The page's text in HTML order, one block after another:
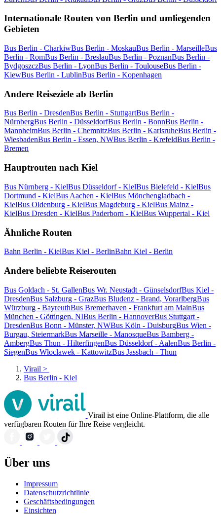
Internationale Routen von Berlin und umliegenden
Gebieten
Bus Berlin - CharkiwBus Berlin - MoskauBus Berlin - MarseilleBus
Berlin - RomBus Berlin - BreslauBus Berlin - PoznanBus Berlin -
BydgoszczBus Berlin - LyonBus Berlin - ToulouseBus Berlin -
KiewBus Berlin - LublinBus Berlin - Kopenhagen
Andere Reiseziele ab Berlin
Bus Berlin - DresdenBus Berlin - StuttgartBus Berlin -
NürnbergBus Berlin - DüsseldorfBus Berlin - BonnBus Berlin -
MannheimBus Berlin - ChemnitzBus Berlin - KarlsruheBus Berlin -
WiesbadenBus Berlin - Essen, NWBus Berlin - KrefeldBus Berlin -
Bremen
Hauptrouten nach Kiel
Bus Nürnberg - KielBus Düsseldorf - KielBus Bielefeld - KielBus
Dortmund - KielBus Aachen - KielBus Mönchengladbach -
KielBus Oldenburg - KielBus Magdeburg - KielBus Mainz -
KielBus Dresden - KielBus Paderborn - KielBus Wuppertal - Kiel
Ähnliche Routen
Bahn Berlin - KielBus Kiel - BerlinBahn Kiel - Berlin
Andere beliebte Reiserouten
Bus Goldach - St. GallenBus Wr. Neustadt - GünselsdorfBus Kiel -
DresdenBus Salzburg - GrazBus Bludenz - Brand, VorarlbergBus
Würzburg - BayreuthBus Bremerhaven - Frankfurt am MainBus
München - Göttingen, NIBus Berlin - HannoverBus Stuttgart -
DresdenBus Bonn - Münster, NWBus Köln - DuisburgBus Wien -
Burgau, SteiermarkBus Marseille - ManosqueBus Bamberg -
AmbergBus Thun - HilterfingenBus Düsseldorf - AalenBus Berlin -
SiegenBus Włocławek - KattowitzBus Jassbach - Thun
Virail >
Bus Berlin - Kiel
Virail ist eine Online-Plattform, die alle
verfügbaren Routen für Ihre Reise vergleicht.
Über uns
Impressum
Datenschutzrichtlinie
Geschäftsbedingungen
Einsichten